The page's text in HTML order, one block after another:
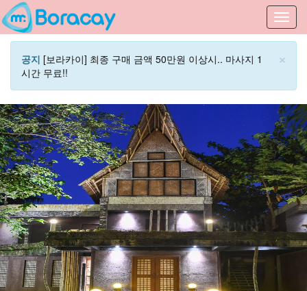
×
공지 [보라카이] 최종 구매 금액 50만원 이상시.. 마사지 1
시간 무료!!